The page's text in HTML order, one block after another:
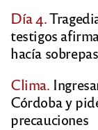
Día 4.
testigos
hacía
Clima.
Córdoba y
precauciones